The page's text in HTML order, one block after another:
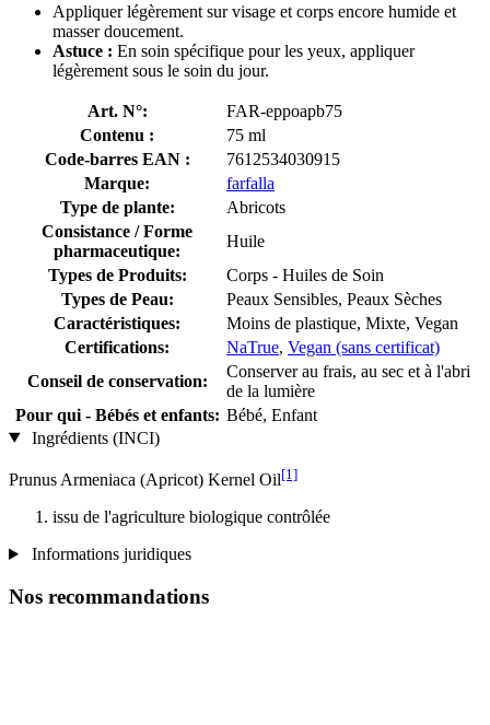
Appliquer légèrement sur visage et corps encore humide et
masser doucement.
Astuce : En soin spécifique pour les yeux, appliquer
légèrement sous le soin du jour.
Art. N°:
FAR-eppoapb75
Contenu :
75 ml
Code-barres EAN :
7612534030915
Marque:
farfalla
Type de plante:
Abricots
Consistance / Forme
pharmaceutique:
Huile
Types de Produits:
Corps - Huiles de Soin
Types de Peau:
Peaux Sensibles, Peaux Sèches
Caractéristiques:
Moins de plastique, Mixte, Vegan
Certifications:
NaTrue, Vegan (sans certificat)
Conseil de conservation:
Conserver au frais, au sec et à l'abri
de la lumière
Pour qui - Bébés et enfants: Bébé, Enfant
Ingrédients (INCI)
Prunus Armeniaca (Apricot) Kernel Oil[1]
issu de l'agriculture biologique contrôlée
Informations juridiques
Nos recommandations